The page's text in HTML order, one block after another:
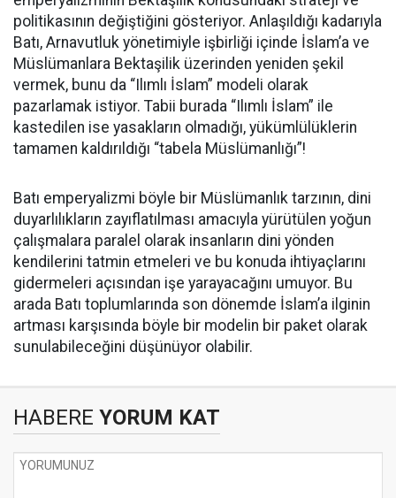
politikasının değiştiğini gösteriyor. Anlaşıldığı kadarıyla
Batı, Arnavutluk yönetimiyle işbirliği içinde İslam’a ve
Müslümanlara Bektaşilik üzerinden yeniden şekil
vermek, bunu da “Ilımlı İslam” modeli olarak
pazarlamak istiyor. Tabii burada “Ilımlı İslam” ile
kastedilen ise yasakların olmadığı, yükümlülüklerin
tamamen kaldırıldığı “tabela Müslümanlığı”!
Batı emperyalizmi böyle bir Müslümanlık tarzının, dini
duyarlılıkların zayıflatılması amacıyla yürütülen yoğun
çalışmalara paralel olarak insanların dini yönden
kendilerini tatmin etmeleri ve bu konuda ihtiyaçlarını
gidermeleri açısından işe yarayacağını umuyor. Bu
arada Batı toplumlarında son dönemde İslam’a ilginin
artması karşısında böyle bir modelin bir paket olarak
sunulabileceğini düşünüyor olabilir.
HABERE YORUM KAT